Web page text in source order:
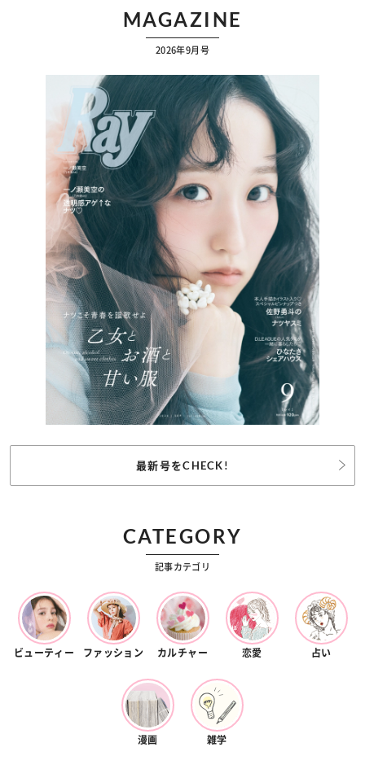
MAGAZINE
2026年9月号
最新号をCHECK!
CATEGORY
記事カテゴリ
ビューティー ファッション カルチャー 恋愛 占い
漫画 雑学